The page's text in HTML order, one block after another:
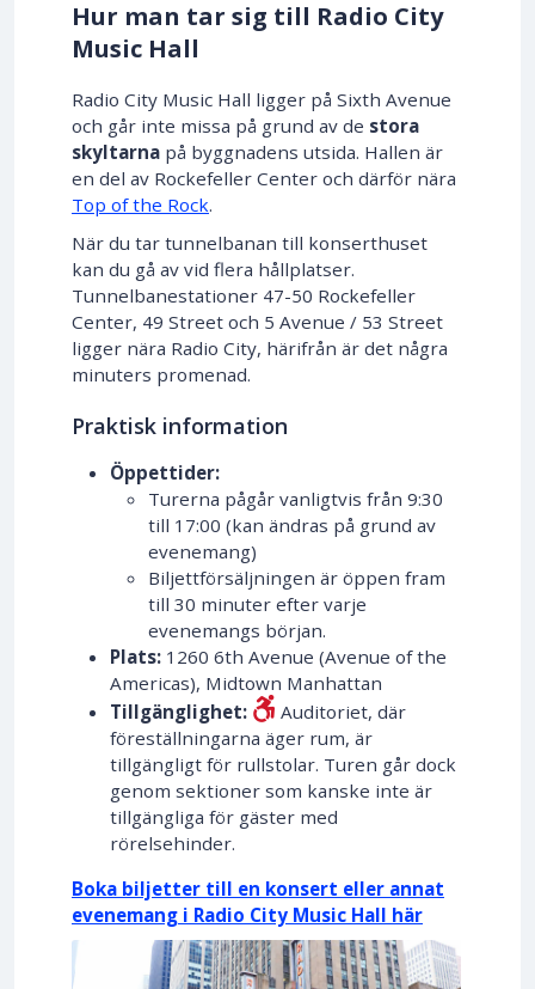
Hur man tar sig till Radio City
Music Hall
Radio City Music Hall ligger på Sixth Avenue
och går inte missa på grund av de stora
skyltarna på byggnadens utsida. Hallen är
en del av Rockefeller Center och därför nära
Top of the Rock.
När du tar tunnelbanan till konserthuset
kan du gå av vid flera hållplatser.
Tunnelbanestationer 47-50 Rockefeller
Center, 49 Street och 5 Avenue / 53 Street
ligger nära Radio City, härifrån är det några
minuters promenad.
Praktisk information
Öppettider:
Turerna pågår vanligtvis från 9:30
till 17:00 (kan ändras på grund av
evenemang)
Biljettförsäljningen är öppen fram
till 30 minuter efter varje
evenemangs början.
Plats: 1260 6th Avenue (Avenue of the
Americas), Midtown Manhattan
Tillgänglighet:
Auditoriet, där
föreställningarna äger rum, är
tillgängligt för rullstolar. Turen går dock
genom sektioner som kanske inte är
tillgängliga för gäster med
rörelsehinder.
Boka biljetter till en konsert eller annat
evenemang i Radio City Music Hall här